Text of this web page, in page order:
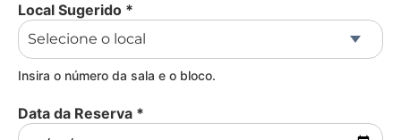
Local Sugerido *
Insira o número da sala e o bloco.
Data da Reserva *